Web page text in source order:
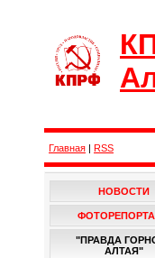
Главная | RSS
НОВОСТИ
"ПРАВДА
АЛТАЯ"